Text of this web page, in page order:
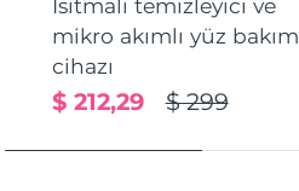
Isıtmalı temizleyici ve
mikro akımlı yüz bakım
cihazı
$ 299
$ 212,29